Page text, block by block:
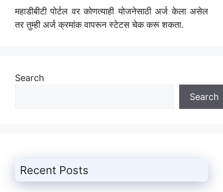
महाडीबीटी पोर्टल वर कोणत्याही योजनेसाठी अर्ज केला असेल
तर तुम्ही अर्ज क्रमांक वापरून स्टेटस चेक करू शकता.
Search
Search
Recent Posts